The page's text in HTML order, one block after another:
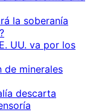
la soberanía
UU. va por los
de minerales
descarta